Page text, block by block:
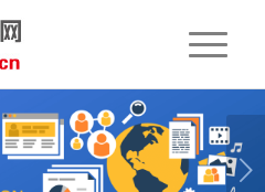
下一页